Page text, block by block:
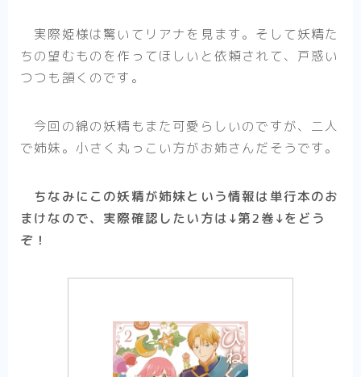
実際姫様は驚いてリアナを見ます。そして妖精た
ちの望むものを作ってほしいと依頼されて、戸惑い
つつも頷くのです。
今回の綿の妖精もまた可愛らしいのですが、二人
で姉妹。小さく丸っこい方がお姉さんだそうです。
ちなみにこの妖精が姉妹という情報は単行本のお
まけなので、実際確認したい方は↓第2巻↓をどう
ぞ！